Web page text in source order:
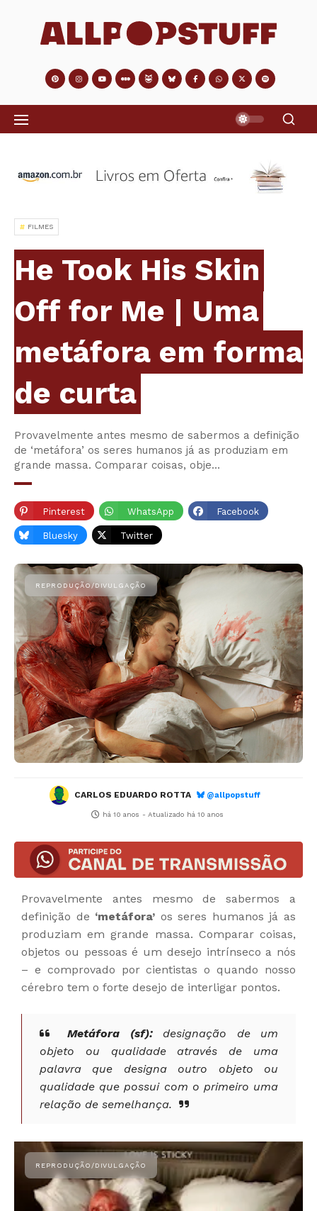
FILMES
He Took His Skin
Off for Me | Uma
metáfora em forma
de curta
Provavelmente antes mesmo de sabermos a definição
de ‘metáfora’ os seres humanos já as produziam em
grande massa. Comparar coisas, obje…
Pinterest WhatsApp Facebook
Bluesky Twitter
CARLOS EDUARDO ROTTA @allpopstuff
há 10 anos - Atualizado há 10 anos
Provavelmente antes mesmo de sabermos a
definição de ‘metáfora’ os seres humanos já as
produziam em grande massa. Comparar coisas,
objetos ou pessoas é um desejo intrínseco a nós
– e comprovado por cientistas o quando nosso
cérebro tem o forte desejo de interligar pontos.
Metáfora (sf):designação de um
objeto ou qualidade através de uma
palavra que designa outro objeto ou
qualidade que possui com o primeiro uma
relação de semelhança.